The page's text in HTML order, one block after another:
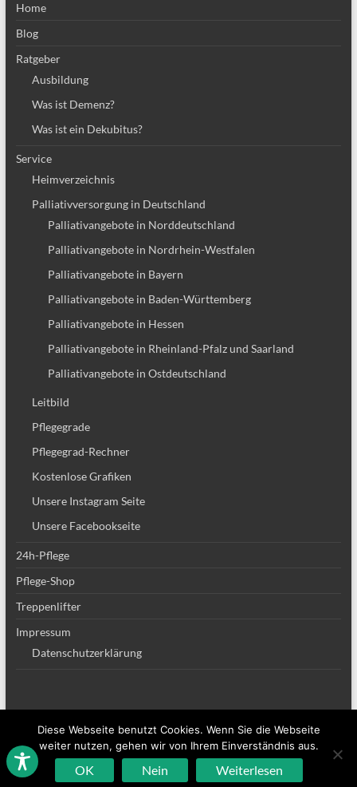
Home
Blog
Ratgeber
Ausbildung
Was ist Demenz?
Was ist ein Dekubitus?
Service
Heimverzeichnis
Palliativversorgung in Deutschland
Palliativangebote in Norddeutschland
Palliativangebote in Nordrhein-Westfalen
Palliativangebote in Bayern
Palliativangebote in Baden-Württemberg
Palliativangebote in Hessen
Palliativangebote in Rheinland-Pfalz und Saarland
Palliativangebote in Ostdeutschland
Leitbild
Pflegegrade
Pflegegrad-Rechner
Kostenlose Grafiken
Unsere Instagram Seite
Unsere Facebookseite
24h-Pflege
Pflege-Shop
Treppenlifter
Impressum
Datenschutzerklärung
Copyright © 2026Altenpflege Team. Alle Rechte vorbehalten. ThemeSpacious
von ThemeGrill. Powered by:WordPress.
Sitemap
Impressum Datenschutzerklärung
Diese Webseite benutzt Cookies. Wenn Sie die Webseite
weiter nutzen, gehen wir von Ihrem Einverständnis aus.
OK Nein Weiterlesen